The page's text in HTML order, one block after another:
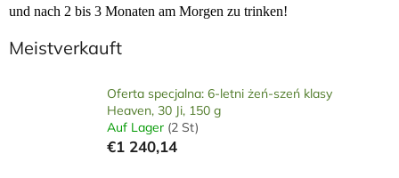
und nach 2 bis 3 Monaten am Morgen zu trinken!
Meistverkauft
Oferta specjalna: 6-letni żeń-szeń klasy
Heaven, 30 Ji, 150 g
Auf Lager (2 St)
€1 240,14